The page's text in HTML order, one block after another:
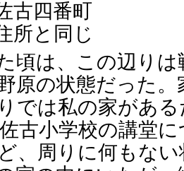
古四番町
所と同じ
頃は、この辺りは
原の状態だった
では私の家があ
古小学校の講堂
、周りに何もな